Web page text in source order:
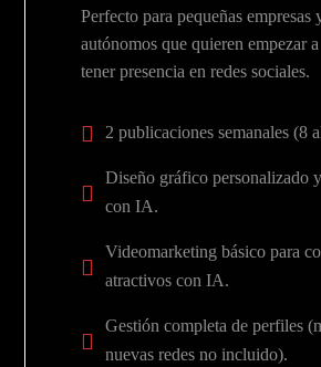
Perfecto para pequeñas empresas
autónomos que quieren empezar a
tener presencia en redes sociales.
2 publicaciones semanales (8
Diseño gráfico personalizado
con IA.
Videomarketing básico para
atractivos con IA.
Gestión completa de perfiles
nuevas redes no incluido).